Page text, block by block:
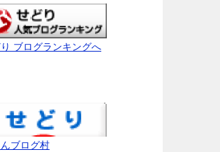
ブログランキングへ
ブログ村